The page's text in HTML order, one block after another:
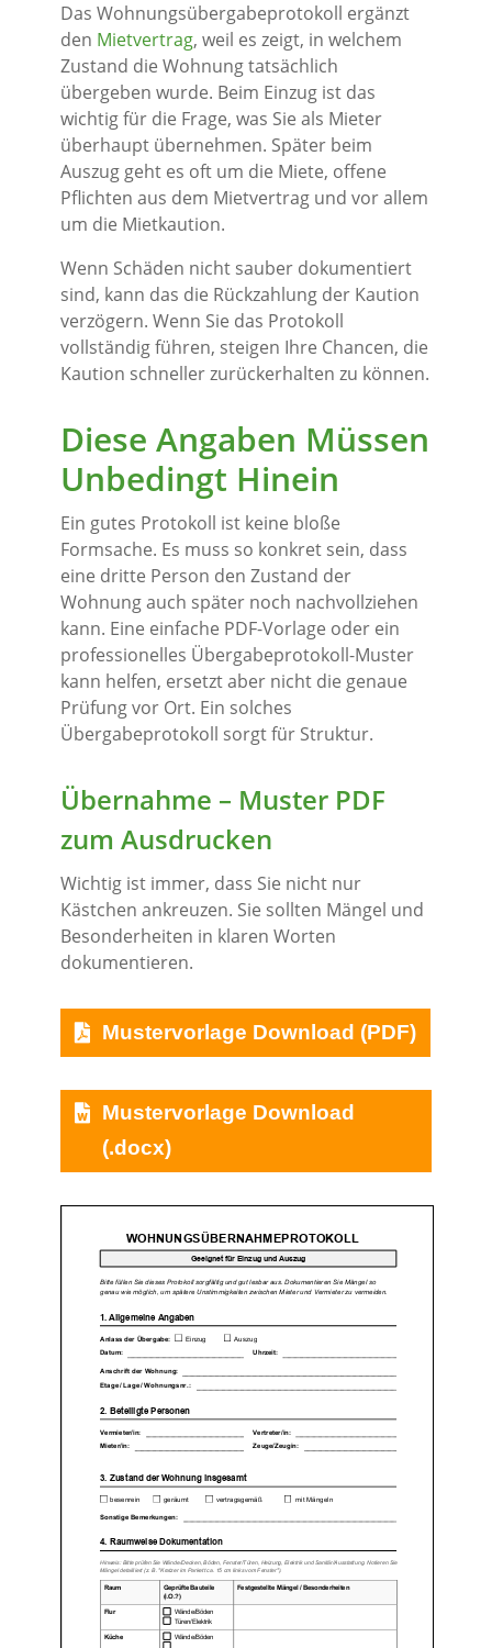
Das Wohnungsübergabeprotokoll ergänzt
den Mietvertrag, weil es zeigt, in welchem
Zustand die Wohnung tatsächlich
übergeben wurde. Beim Einzug ist das
wichtig für die Frage, was Sie als Mieter
überhaupt übernehmen. Später beim
Auszug geht es oft um die Miete, offene
Pflichten aus dem Mietvertrag und vor allem
um die Mietkaution.
Wenn Schäden nicht sauber dokumentiert
sind, kann das die Rückzahlung der Kaution
verzögern. Wenn Sie das Protokoll
vollständig führen, steigen Ihre Chancen, die
Kaution schneller zurückerhalten zu können.
Diese Angaben Müssen
Unbedingt Hinein
Ein gutes Protokoll ist keine bloße
Formsache. Es muss so konkret sein, dass
eine dritte Person den Zustand der
Wohnung auch später noch nachvollziehen
kann. Eine einfache PDF-Vorlage oder ein
professionelles Übergabeprotokoll-Muster
kann helfen, ersetzt aber nicht die genaue
Prüfung vor Ort. Ein solches
Übergabeprotokoll sorgt für Struktur.
Übernahme – Muster PDF
zum Ausdrucken
Wichtig ist immer, dass Sie nicht nur
Kästchen ankreuzen. Sie sollten Mängel und
Besonderheiten in klaren Worten
dokumentieren.
Mustervorlage Download (PDF)
Mustervorlage Download
(.docx)